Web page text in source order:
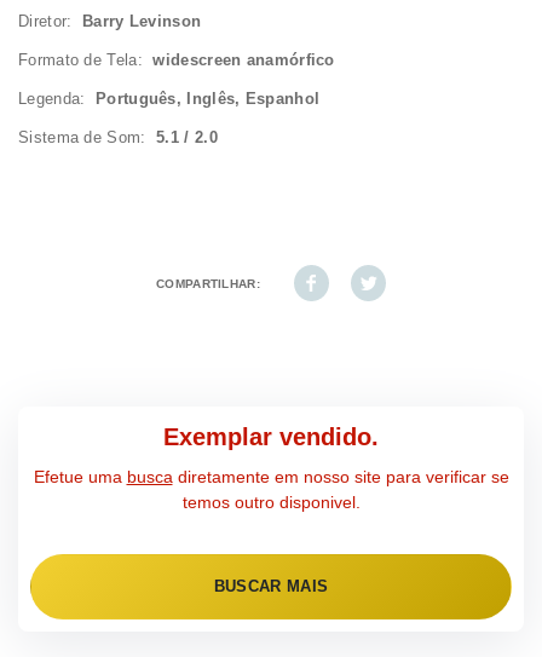
Diretor: Barry Levinson
Formato de Tela:widescreen anamórfico
Legenda: Português, Inglês, Espanhol
Sistema de Som:5.1 / 2.0
COMPARTILHAR:
Exemplar vendido.
Efetue uma busca diretamente em nosso site para verificar se
temos outro disponivel.
BUSCAR MAIS